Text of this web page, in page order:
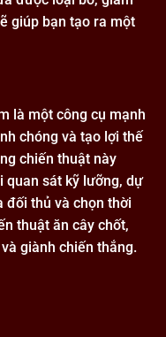
giúp bạn tạo ra một
là một công cụ mạnh
chóng và tạo lợi thế
chiến thuật này
quan sát kỹ lưỡng, dự
đối thủ và chọn thời
thuật ăn cây chốt,
giành chiến thắng.